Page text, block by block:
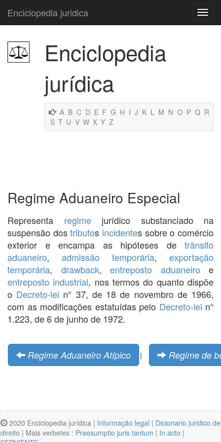
Enciclopedia juridica
Enciclopedia
jurídica
A B C D E F G H I J K L M N O P Q R
S T U V W X Y Z
Regime Aduaneiro Especial
Representa regimejurídico substanciado na
suspensão dostributos incidentes sobre o comércio
exterior e encampa as hipóteses de trânsito
aduaneiro, admissão temporária, exportação
temporária, drawback, entreposto aduaneiro e
entreposto industrial, nos termos do quanto dispõe
o Decreto-lei n° 37, de 18 de novembro de 1966,
com as modificações estatuídas pelo Decreto-lei n°
1.223, de 6 de junho de 1972.
Regime Aduaneiro Atípico | Regime de
2020 Enciclopedia jurídica | Informação legal | Dicionario juridico de
direito | Mais verbetes : Praesumptio juris tantum | In acto |